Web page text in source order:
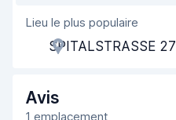
Agent serviable
Prise en charge rapide
Restitution rapide
Lieu le plus populaire
SPITALSTRASSE 27
Avis
1 emplacement